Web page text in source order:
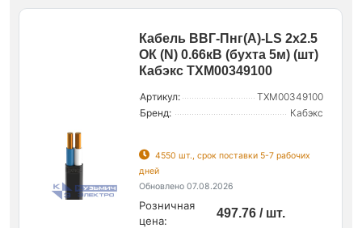
Кабель ВВГ-Пнг(А)-LS 2х2.5
ОК (N) 0.66кВ (бухта 5м) (шт)
Кабэкс ТХМ00349100
Артикул:
ТХМ00349100
Бренд:
Кабэкс
4550 шт., срок поставки 5-7 рабочих
дней
Обновлено 07.08.2026
Розничная
цена:
497.76 / шт.